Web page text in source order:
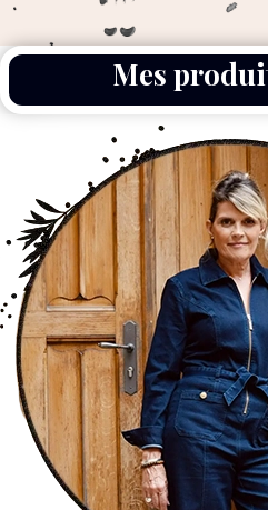
Mes